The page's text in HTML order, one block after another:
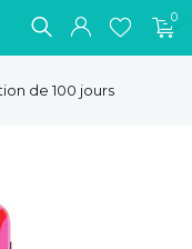
0
100 jours